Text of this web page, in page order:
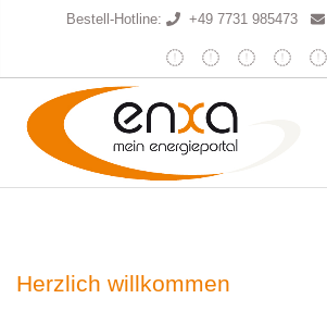
Bestell-Hotline: +49 7731 985473
Herzlich willkommen